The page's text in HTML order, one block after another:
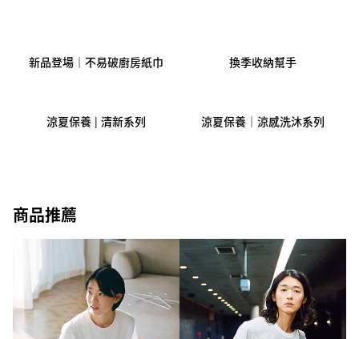
新品登場｜不易破廚房紙巾 換季收納幫手
涼夏保養 | 清新系列 涼夏保養｜涼感洗沐系列
商品推薦